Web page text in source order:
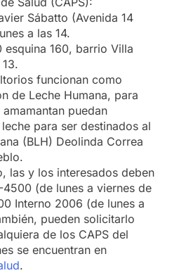
Sábatto (Avenida 14
a las 14.
esquina 160, barrio Villa
funcionan como
de Leche Humana, para
puedan
para ser destinados al
(BLH) Deolinda Correa
las y los interesados deben
(de lunes a viernes de
Interno 2006 (de lunes a
pueden solicitarlo
de los CAPS del
se encuentran en
.